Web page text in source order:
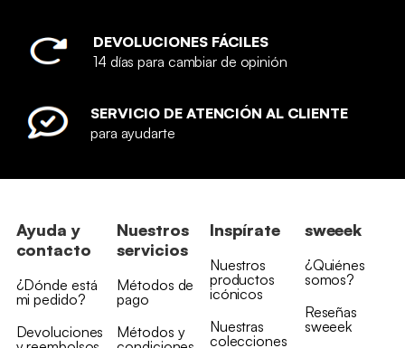
DEVOLUCIONES FÁCILES
14 días para cambiar de opinión
SERVICIO DE ATENCIÓN AL CLIENTE
para ayudarte
Ayuda y
contacto
¿Dónde está
mi pedido?
Devoluciones
Nuestros
servicios
Métodos de
pago
Métodos y
Inspírate
Nuestros
productos
icónicos
Nuestras
colecciones
sweeek
¿Quiénes
somos?
Reseñas
sweeek